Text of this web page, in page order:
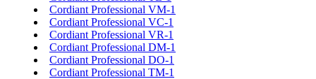
Cordiant Professional VM-1
Cordiant Professional VC-1
Cordiant Professional VR-1
Cordiant Professional DM-1
Cordiant Professional DO-1
Cordiant Professional TM-1